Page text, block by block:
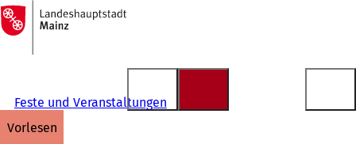
Inhalt anspringen
Zur
Startseite
Feste und Veranstaltungen
vorlesen